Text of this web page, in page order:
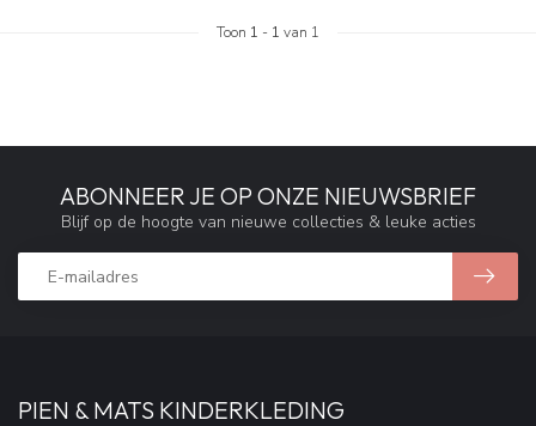
Toon 1 - 1 van 1
ABONNEER JE OP ONZE NIEUWSBRIEF
Blijf op de hoogte van nieuwe collecties & leuke acties
PIEN & MATS KINDERKLEDING